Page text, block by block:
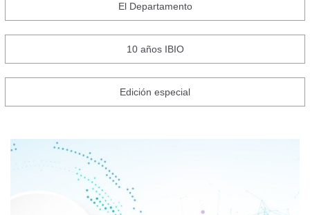
El Departamento
10 años IBIO
Edición especial